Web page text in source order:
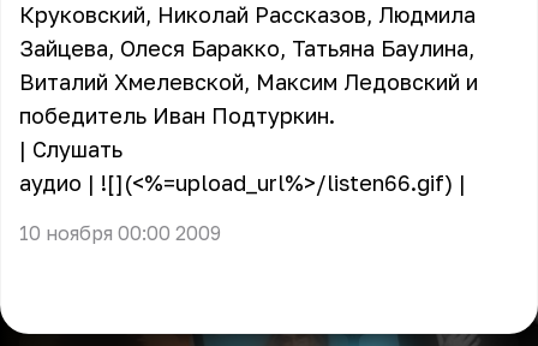
Круковский, Николай Рассказов, Людмила
Зайцева, Олеся Баракко, Татьяна Баулина,
Виталий Хмелевской, Максим Ледовский и
победитель Иван Подтуркин.
| Слушать
аудио | ![](<%=upload_url%>/listen66.gif) |
10 ноября 00:00 2009